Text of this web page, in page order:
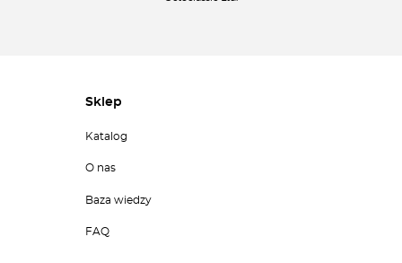
Sklep
Katalog
O nas
Baza wiedzy
FAQ